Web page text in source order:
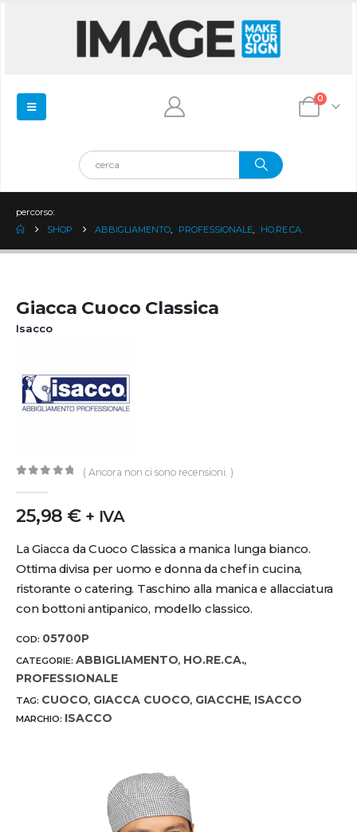
0
percorso:
SHOP
ABBIGLIAMENTO PROFESSIONALE HO.RE.CA.
Giacca Cuoco Classica
Isacco
( Ancora non ci sono recensioni. )
25,98 € + IVA
La Giacca da Cuoco Classica a manica lunga bianco.
Ottima divisa per uomo e donna da chef in cucina,
ristorante o catering. Taschino alla manica e allacciatura
con bottoni antipanico, modello classico.
COD: 05700P
CATEGORIE: ABBIGLIAMENTO, HO.RE.CA.,
PROFESSIONALE
TAG: CUOCO, GIACCA CUOCO, GIACCHE, ISACCO
MARCHIO: ISACCO